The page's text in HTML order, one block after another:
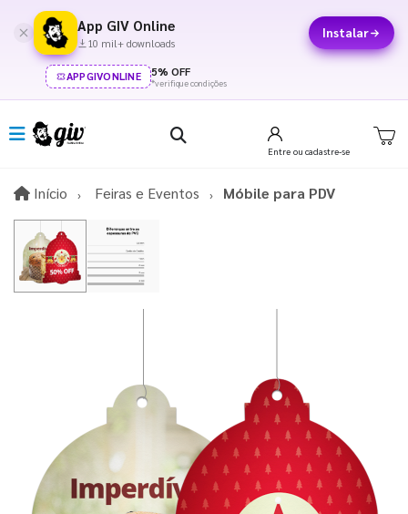
App GIV Online
10 mil+ downloads
Instalar
APPGIVONLINE 5% OFF
*verifique condições
Entre ou cadastre-se
Início InícioFeiras e Eventos Móbile para PDV